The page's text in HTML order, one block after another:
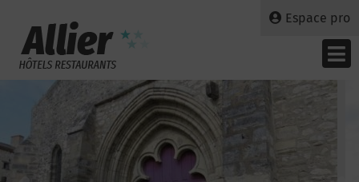
Espace pro